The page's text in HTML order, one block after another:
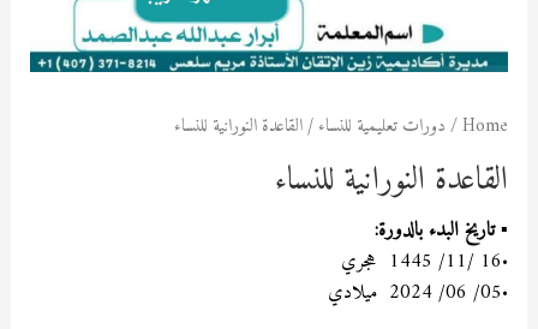
Home
/دورات تعليمية للنساء/ القاعدة النورانية للنساء
القاعدة النورانية للنساء
▪تاريخ البدء بالدورة:
•16 /11/ 1445 هجري
•05/ 06/ 2024 ميلادي